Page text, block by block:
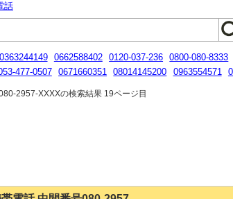
話
0363244149 0662588402 0120-037-236 0800-080-8333
477-0507 0671660351 08014145200 0963554571
2957-XXXXの検索結果 19ページ目